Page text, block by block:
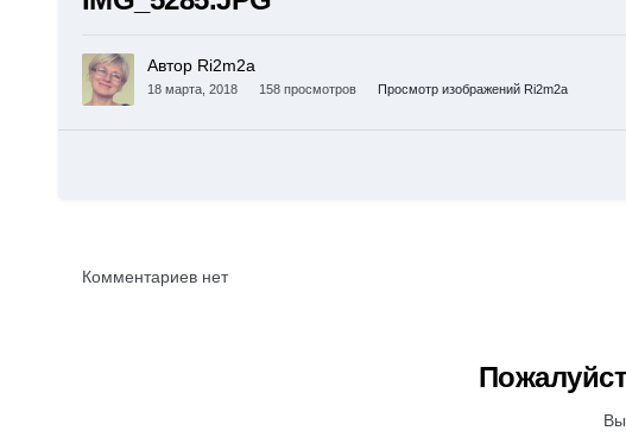
Автор Ri2m2a
18 марта, 2018 158 просмотров Просмотр изображений Ri2m2a
Комментариев нет